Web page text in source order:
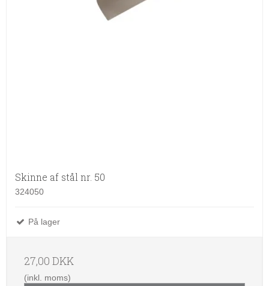
Skinne af stål nr. 50
324050
På lager
27,00 DKK
(inkl. moms)